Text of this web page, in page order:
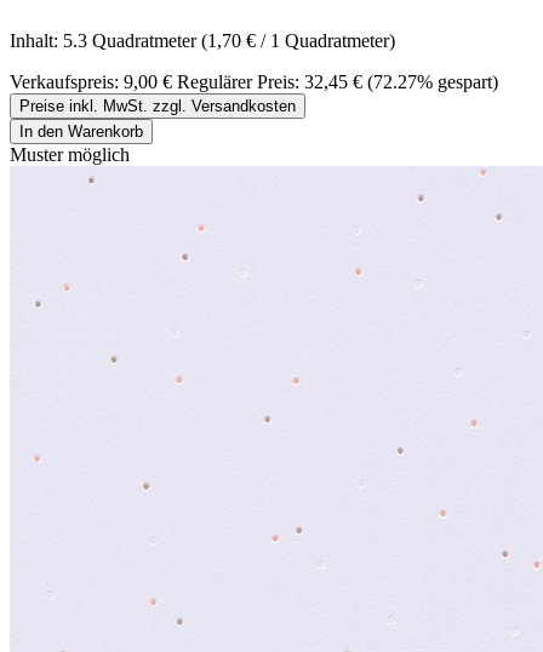
Inhalt: 5.3 Quadratmeter(1,70 € / 1 Quadratmeter)
Verkaufspreis: 9,00 € Regulärer Preis: 32,45 € (72.27% gespart)
Preise inkl. MwSt. zzgl. Versandkosten
In den Warenkorb
Muster möglich